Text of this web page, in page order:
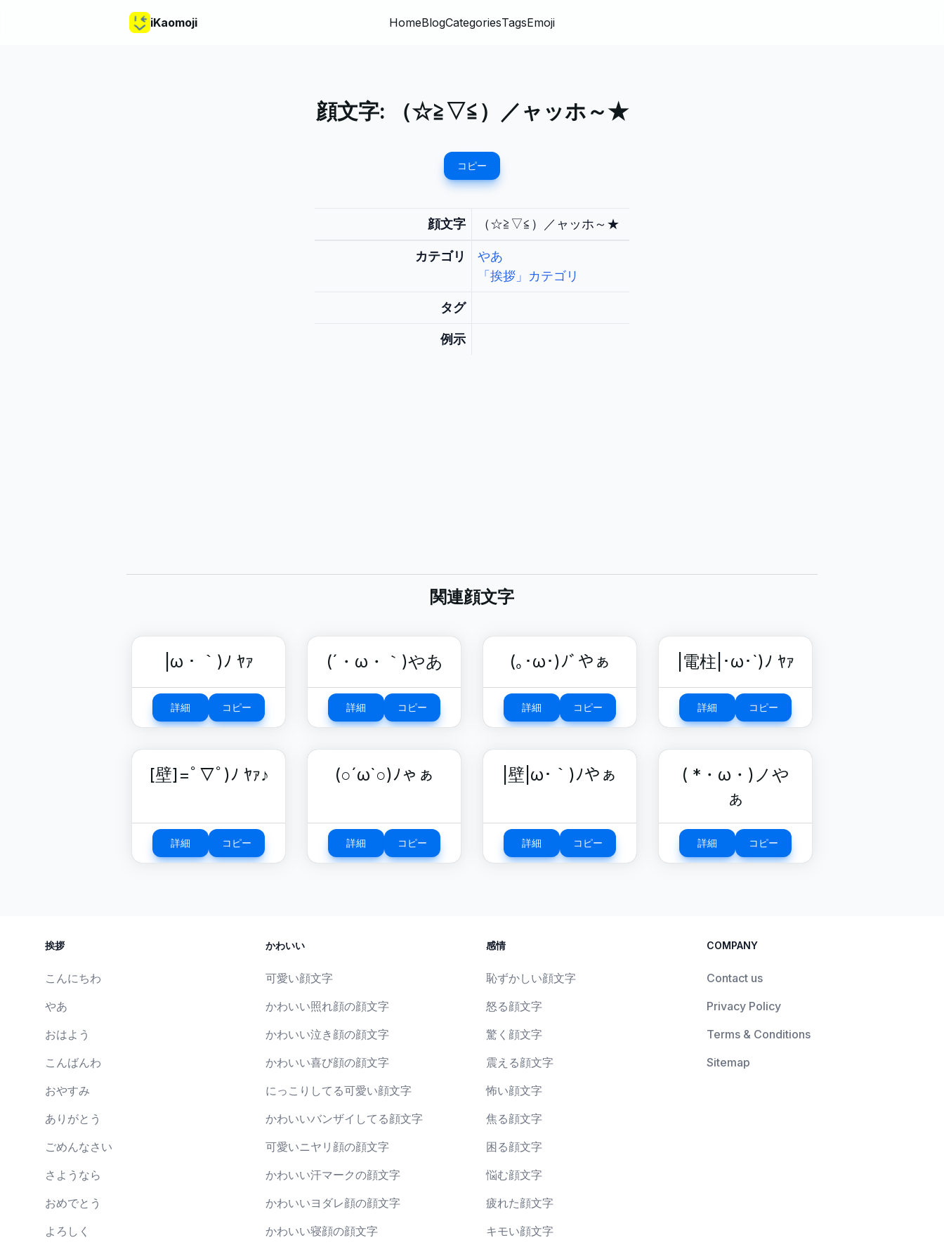
iKaomoji HomeBlogCategoriesTagsEmoji
顔文字: （☆≧▽≦）／ャッホ～★
コピー
顔文字 （☆≧▽≦）／ャッホ～★
カテゴリ
やあ
「挨拶」カテゴリ
タグ
例示
関連顔文字
|ω・｀)ﾉ ﾔｧ
詳細 コピー
(´・ω・｀)やあ
詳細 コピー
(｡･ω･)ﾉﾞやぁ
詳細 コピー
|電柱|･ω･`)ﾉ ﾔｧ
詳細 コピー
[壁]=ﾟ▽ﾟ)ﾉ ﾔｧ♪
詳細 コピー
(○´ω`○)ﾉゃぁ
詳細 コピー
|壁|ω･｀)ﾉやぁ
詳細 コピー
( *・ω・)ノや
ぁ
詳細 コピー
挨拶
こんにちわ
やあ
おはよう
こんばんわ
おやすみ
ありがとう
ごめんなさい
さようなら
おめでとう
よろしく
かわいい
可愛い顔文字
かわいい照れ顔の顔文字
かわいい泣き顔の顔文字
かわいい喜び顔の顔文字
にっこりしてる可愛い顔文字
かわいいバンザイしてる顔文字
可愛いニヤリ顔の顔文字
かわいい汗マークの顔文字
かわいいヨダレ顔の顔文字
かわいい寝顔の顔文字
感情
恥ずかしい顔文字
怒る顔文字
驚く顔文字
震える顔文字
怖い顔文字
焦る顔文字
困る顔文字
悩む顔文字
疲れた顔文字
キモい顔文字
COMPANY
Contact us
Privacy Policy
Terms & Conditions
Sitemap